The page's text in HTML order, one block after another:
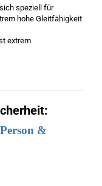
speziell für
hohe Gleitfähigkeit
extrem
&